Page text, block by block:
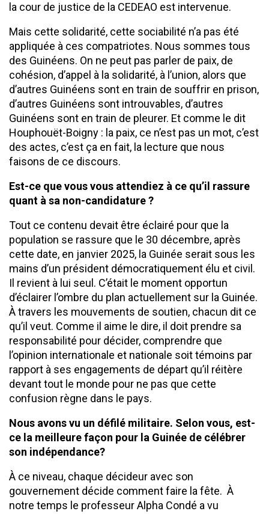
la cour de justice de la CEDEAO est intervenue.
Mais cette solidarité, cette sociabilité n’a pas été
appliquée à ces compatriotes. Nous sommes tous
des Guinéens. On ne peut pas parler de paix, de
cohésion, d’appel à la solidarité, à l’union, alors que
d’autres Guinéens sont en train de souffrir en prison,
d’autres Guinéens sont introuvables, d’autres
Guinéens sont en train de pleurer. Et comme le dit
Houphouët-Boigny : la paix, ce n’est pas un mot, c’est
des actes, c’est ça en fait, la lecture que nous
faisons de ce discours.
Est-ce que vous vous attendiez à ce qu’il rassure
quant à sa non-candidature ?
Tout ce contenu devait être éclairé pour que la
population se rassure que le 30 décembre, après
cette date, en janvier 2025, la Guinée serait sous les
mains d’un président démocratiquement élu et civil.
Il revient à lui seul. C’était le moment opportun
d’éclairer l’ombre du plan actuellement sur la Guinée.
À travers les mouvements de soutien, chacun dit ce
qu’il veut. Comme il aime le dire, il doit prendre sa
responsabilité pour décider, comprendre que
l’opinion internationale et nationale soit témoins par
rapport à ses engagements de départ qu’il réitère
devant tout le monde pour ne pas que cette
confusion règne dans le pays.
Nous avons vu un défilé militaire. Selon vous, est-
ce la meilleure façon pour la Guinée de célébrer
son indépendance?
À ce niveau, chaque décideur avec son
gouvernement décide comment faire la fête. À
notre temps le professeur Alpha Condé a vu